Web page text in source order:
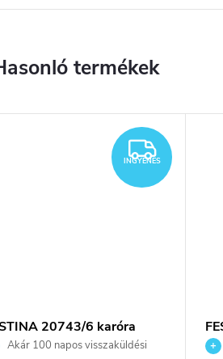
INGYENES
20743/6 karóra
Akár 100 napos visszaküldési